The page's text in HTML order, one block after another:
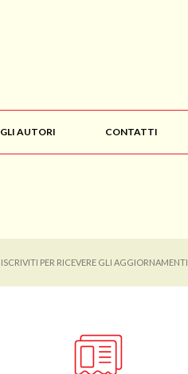
GLI AUTORI CONTATTI
ISCRIVITI PER RICEVERE GLI AGGIORNAMENTI